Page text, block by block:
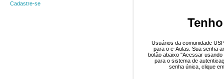
Cadastre-se
Usuários da comunidade
para o e-Aulas. Sua senha
botão abaixo "Acessar
para o sistema de
senha única, clique